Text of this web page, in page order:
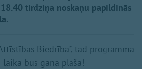
tirdziņa noskaņu papildinās
Biedrība”, tad programma
būs gana plaša!